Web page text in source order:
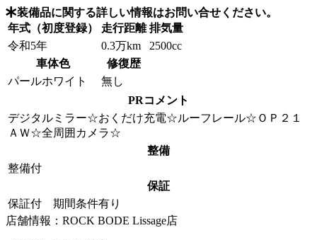
装備品に関する詳しい情報はお問い合せください。
年式（初度登録） 走行距離 排気量
令和5年
0.3万km
2500cc
車体色
修復歴
パールホワイト
無し
PRコメント
デジタルミラー☆おくだけ充電☆ルーフレール☆ＯＰ２１
ＡＷ☆全周囲カメラ☆
整備
整備付
保証
保証付 期間条件有り
店舗情報：ROCK BODE Lissage店